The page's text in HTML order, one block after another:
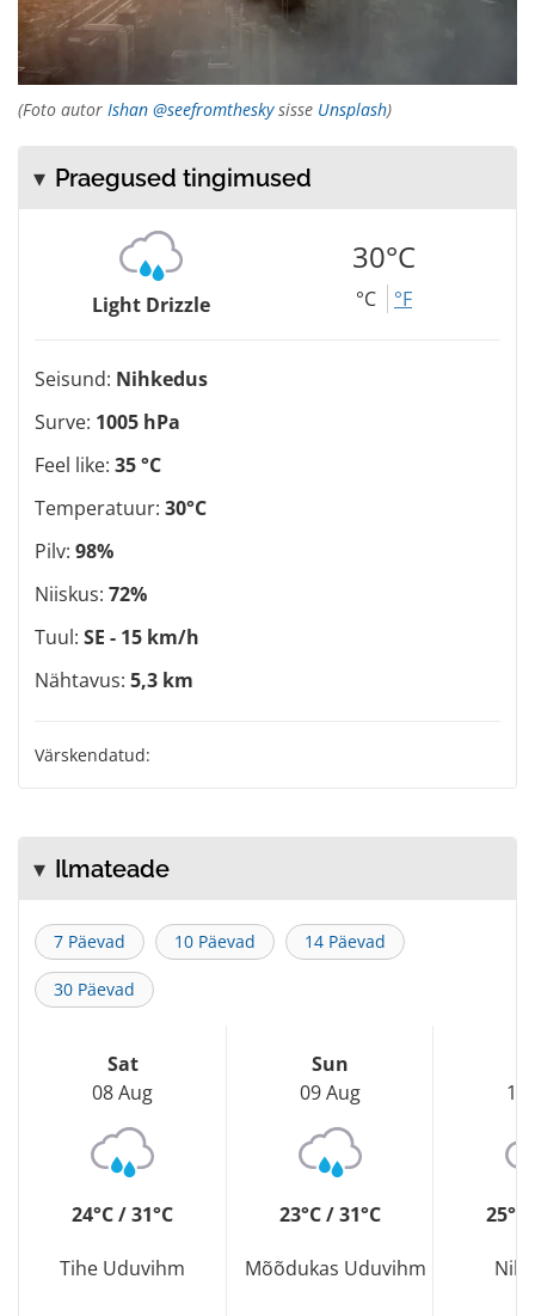
(Foto autor Ishan @seefromtheskysisse Unsplash)
Praegused tingimused
Light Drizzle
30°C
°C °F
Seisund: Nihkedus
Surve: 1005 hPa
Feel like: 35 °C
Temperatuur: 30°C
Pilv: 98%
Niiskus: 72%
Tuul: SE - 15 km/h
Nähtavus: 5,3 km
Värskendatud:
Ilmateade
7 Päevad 10 Päevad 14 Päevad
30 Päevad
Sat
08 Aug
24°C / 31°C
Tihe Uduvihm
Sun
09 Aug
23°C / 31°C
Mõõdukas Uduvihm
10
25°C